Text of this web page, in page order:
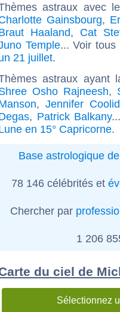
astraux avec
Gainsbourg,
Haaland, Cat
Temple... Voir
21 juillet.
astraux
Osho Rajneesh,
,Jennifer
, Patrick Balkany
en 15° Capricorne.
Base astrologique
78 146 célébrités et
Chercher par
1 206
du ciel de
Sélectionnez